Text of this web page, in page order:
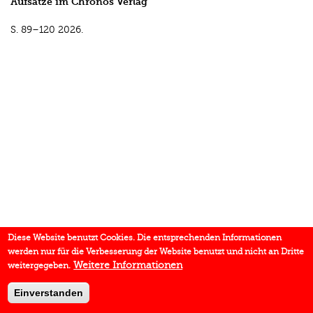
S. 89–120 2026.
Diese Website benutzt Cookies. Die entsprechenden Informationen
werden nur für die Verbesserung der Website benutzt und nicht an Dritte
weitergegeben. Weitere Informationen
Einverstanden